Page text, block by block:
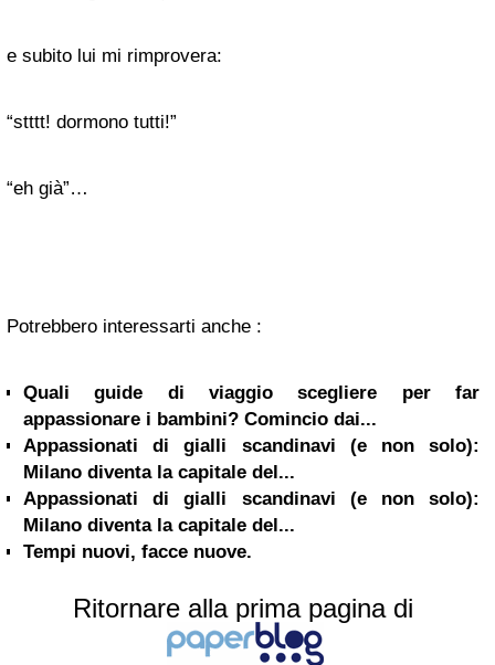
e subito lui mi rimprovera:
“stttt! dormono tutti!”
“eh già”…
Potrebbero interessarti anche :
Quali guide di viaggio scegliere per far
appassionare i bambini? Comincio dai...
Appassionati di gialli scandinavi (e non solo):
Milano diventa la capitale del...
Appassionati di gialli scandinavi (e non solo):
Milano diventa la capitale del...
Tempi nuovi, facce nuove.
Ritornare alla prima pagina di